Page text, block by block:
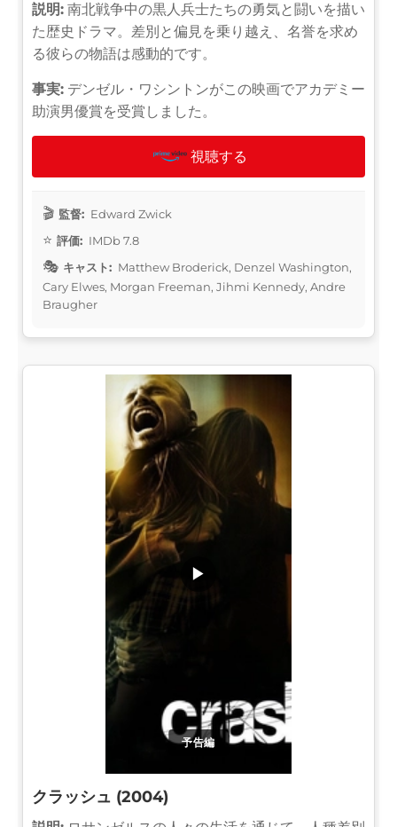
説明: 南北戦争中の黒人兵士たちの勇気と闘いを描い
た歴史ドラマ。差別と偏見を乗り越え、名誉を求め
る彼らの物語は感動的です。
事実: デンゼル・ワシントンがこの映画でアカデミー
助演男優賞を受賞しました。
視聴する
監督: Edward Zwick
評価: IMDb 7.8
キャスト: Matthew Broderick, Denzel Washington,
Cary Elwes, Morgan Freeman, Jihmi Kennedy, Andre
Braugher
予告編
▶
クラッシュ (2004)